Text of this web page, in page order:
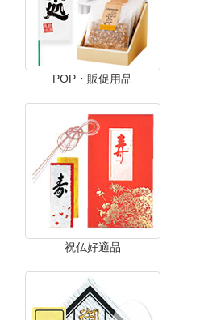
POP・販促用品
祝仏好適品